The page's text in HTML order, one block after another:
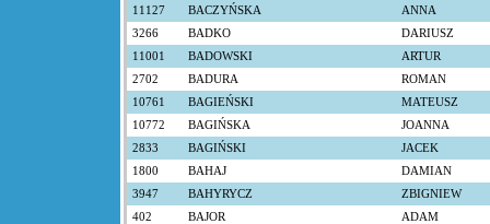
11127
BACZYŃSKA
ANNA
3266
BADKO
DARIUSZ
11001
BADOWSKI
ARTUR
2702
BADURA
ROMAN
10761
BAGIEŃSKI
MATEUSZ
10772
BAGIŃSKA
JOANNA
2833
BAGIŃSKI
JACEK
1800
BAHAJ
DAMIAN
3947
BAHYRYCZ
ZBIGNIEW
402
BAJOR
ADAM